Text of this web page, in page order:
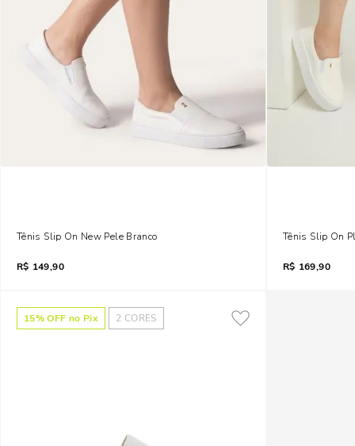
Tênis Slip On New Pele Branco
R$ 149,90
Tênis Slip On
R$ 169,90
15% OFF no Pix 2 CORES